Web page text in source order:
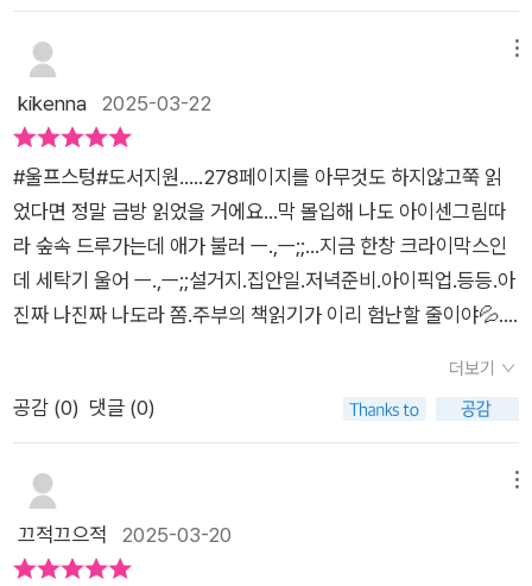
다가옵니다.이야기가 진행될수록 사일러스는 점점 더 자신의 목
소리를 내고, 늑대들의 대변자로 성장합니다. 그의 말은 여전히
📌'말은 거짓을 퍼트리고 자유를 억압하는 위험한 것이면서, 반
흥미로운 요소는 '말'이라는 것이 가진 힘입니다.독재자 레이너드
는 인간에게서 배운 언어와 웅변술을 이용해 숲의 지배자가 됩니
다. 그는 여우들 사이에 계급을 만들고, 늑대들을 노예로 삼아 지
하 도시 '어스'를 건설하며 군림합니다. 그의 말은 자신의 권력을
강화하는 도구로 작동합니다.반면 사일러스는 말더듬증 때문에
어려움을 겪지만, 그는 점점 자신의 목소리를 통해 거짓을 깨뜨리
고 자유를 회복하는 무기로서의 말을 사용하기 시작합니다.이 작
는 설전입니다.레이너드는 '인간이야말로 독재자이고, 동물들은
인간의 노예일 뿐이다.'라며 사일러스에게 죄를 덮어씌우고, 사일
러스는 침묵 속에서 자신만의 방식으로 반격을 준비합니다.결국
사일러스는 자신의 목소리를 통해 레이너드의 거짓을 무너뜨리
이였다. 말을 더듬었기 때문이다. 하지만 꼭 필요할 때 그가 내뱉
은 말로 여우의 간계를 피할 수 있었던 것처럼 말이라는 것은 진
실함이 묻어나 있을 때 진정성 있게 다가온다. 미국 아동청소년도
서협의회 선정 우수도서, 스파크 스쿨북 어워드 수상작인 『울프
스텅』은 우리 청소년들에게 말의 힘이 얼마나 큰 지 깨닫게 해 준
다. 인터넷 안에서 표현의 자유라는 미명하에 거짓된 말을 퍼뜨리
고 상대방을 죽음에 이르게 하는 사례가 점점 많아지고 있다. 똑
똑함보다는 진실함이 필요한 시대다. 어른들부터 자신이 사용하
는 말을 돌아볼 때다. 말이 칼이 되어서는 안 된다. 사람을 살리는
조직의 분위기가 달라질 수 있다. 사용하는 말의 품격이 리더의
품격이 된다. 말할 수 있는 지위가 부여되었다고 해서 자유롭게
말하는 것이 리더의 자리가 아니다. 꼭 필요한 말을 하는 사람이
리더다. 그래서 리더가 힘든 것이다.
의 지배자이지만 이 책에서 인간의 대표인 사일러스는 여러모로
가 세운 지하 도시는 인간 세상에 대한 은유이자 아류다. 인간이
기 때문이라는 것을 간파한 레이어드는 똑같이 행동한다. 다른 동
물들에게 이름을 부여하고 각종 미사여구로 그들을 착취하여 지
배하기에 이른다. 도시를 건설하는 과정은 조지오웰의 동물농장
을 연상시키는데 역시 레이어드는 독재자가 된다. 자신의 권력을
강화하고 유지하기 위해 어떤 일도 서슴지 않으며 저항 세력은 처
단하고 도망자는 끝까지 추격한다. 늑대 아이센그림과 그의 짝 허
센트를 찾아다니는 이유다. 노예로 부리던 마지막 늑대이다.아이
어가 허센트의 새끼 세 마리를 빼앗긴 사일러스는 이제 그들을 구
출하러 가야만 한다. 여기서부터 인간 아이와 늑대의 모험이 시작
된다. 아이센그림과 허센트, 사일러스를 주축으로 그들을 도와주
는 다른 동물들까지 합세하여 레이어드의 지하세계로 들어간다.
kikenna 2025-03-22
#울프스텅#도서지원.....278페이지를 아무것도 하지않고쭉 읽
었다면 정말 금방 읽었을 거에요...막 몰입해 나도 아이센그림따
라 숲속 드루가는데 애가 불러 ㅡ.,ㅡ;;...지금 한창 크라이막스인
데 세탁기 울어 ㅡ.,ㅡ;;설거지.집안일.저녁준비.아이픽업.등등.아
진짜 나진짜 나도라 쫌.주부의 책읽기가 이리 험난할 줄이야💦...
더란 말입니다.너무재밌어서 빨리 다 읽고 싶은데제가 할일이 왜
이리 많냐는 말입니다ㅠㅠ.,.와 진짜.쪼는맛 최고....미국 아동청
작이래요...독특한 주제와 감동적인 서사가 있어요..언어 장애를
가진 소년 사일러스가중심이 되어 이야기가 전개 됩니다.그는 자
신만의 속도로 세상을 이해하며모험을 통해 성장하고 자기 자신
더보기
공감 (0) 댓글 (0)
끄적끄으적 2025-03-20